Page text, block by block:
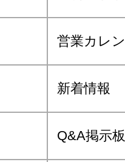
営業カレ
新着情報
Q&A掲示板